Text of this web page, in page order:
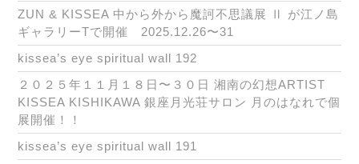
ZUN & KISSEA 中から外から魔訶不思議展 Ⅱ が江ノ島
ギャラリーTで開催 2025.12.26〜31
kissea’s eye spiritual wall 192
２０２５年１１月１８日〜３０日 湘南の幻想ARTIST
KISSEA KISHIKAWA 銀座月光荘サロン 月のはなれで個
展開催！！
kissea’s eye spiritual wall 191